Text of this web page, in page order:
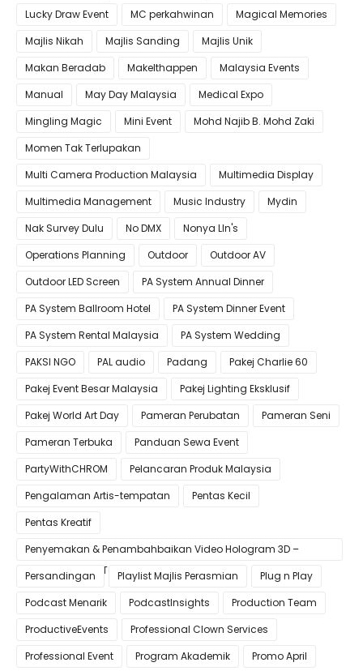
Lucky Draw Event
MC perkahwinan
Magical Memories
Majlis Nikah
Majlis Sanding
Majlis Unik
Makan Beradab
MakeIthappen
Malaysia Events
Manual
May Day Malaysia
Medical Expo
Mingling Magic
Mini Event
Mohd Najib B. Mohd Zaki
Momen Tak Terlupakan
Multi Camera Production Malaysia
Multimedia Display
Multimedia Management
Music Industry
Mydin
Nak Survey Dulu
No DMX
Nonya LIn's
Operations Planning
Outdoor
Outdoor AV
Outdoor LED Screen
PA System Annual Dinner
PA System Ballroom Hotel
PA System Dinner Event
PA System Rental Malaysia
PA System Wedding
PAKSI NGO
PAL audio Padang
Pakej Charlie 60
Pakej Event Besar Malaysia
Pakej Lighting Eksklusif
Pakej World Art Day
Pameran Perubatan
Pameran Seni
Pameran Terbuka
Panduan Sewa Event
PartyWithCHROM
Pelancaran Produk Malaysia
Pengalaman Artis-tempatan
Pentas Kecil
Pentas Kreatif
Penyemakan & Penambahbaikan Video Hologram 3D –
Pastikan Kualiti Terbaik untuk Gimik Anda!
Persandingan Playlist Majlis Perasmian
Plug n Play
Podcast Menarik
PodcastInsights
Production Team
ProductiveEvents
Professional Clown Services
Professional Event
Program Akademik Promo April